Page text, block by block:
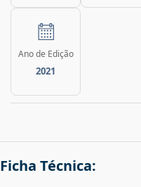
Ano de Edição
2021
Ficha Técnica: